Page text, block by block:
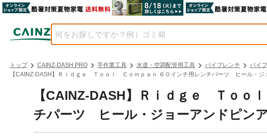
トップ CAINZ-DASH PRO 手作業工具 水道・空調配管用工具 パイプレンチ
パイ
【CAINZ-DASH】Ｒｉｄｇｅ Ｔｏｏｌ Ｃｏｍｐａｎ ６０インチ用レンチパーツ ヒール・ジ
【CAINZ-DASH】Ｒｉｄｇｅ Ｔｏｏ
チパーツ ヒール・ジョーアンドピンア